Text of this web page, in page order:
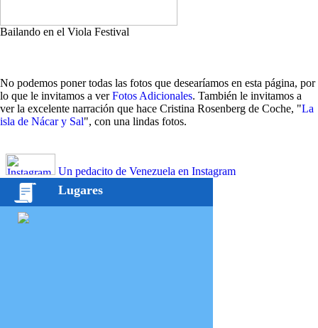
Bailando en el Viola Festival
No podemos poner todas las fotos que desearíamos en esta página, por
lo que le invitamos a verFotos Adicionales. También le invitamos a
ver la excelente narración que hace Cristina Rosenberg de Coche, "La
isla de Nácar y Sal", con una lindas fotos.
Un pedacito de Venezuela en Instagram
Lugares